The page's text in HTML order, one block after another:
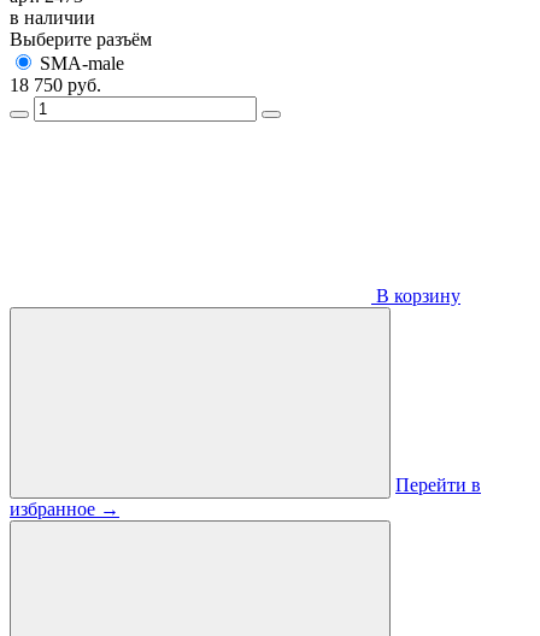
в наличии
Выберите разъём
SMA-male
18 750 руб.
В корзину
Перейти в
избранное →